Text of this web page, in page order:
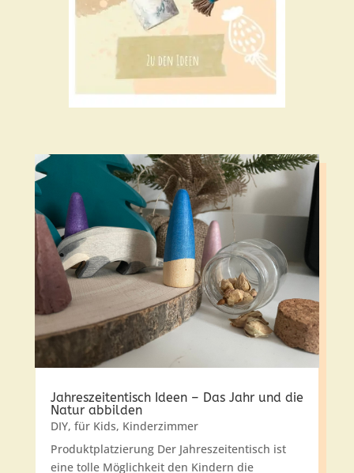
Jahreszeitentisch Ideen – Das Jahr und die
Natur abbilden
DIY, für Kids, Kinderzimmer
Produktplatzierung Der Jahreszeitentisch ist
eine tolle Möglichkeit den Kindern die